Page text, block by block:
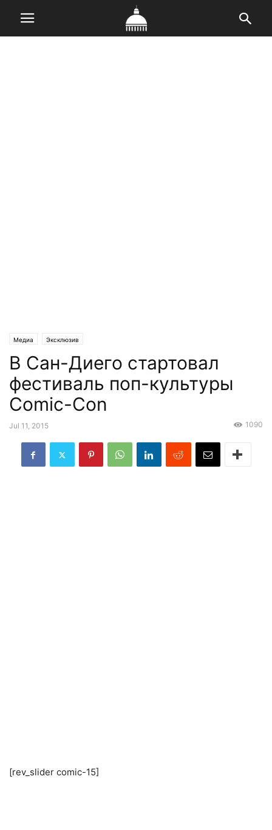
Медиа Эксклюзив
В Сан-Диего стартовал
фестиваль поп-культуры
Comic-Con
Jul 11, 2015 1090
[rev_slider comic-15]